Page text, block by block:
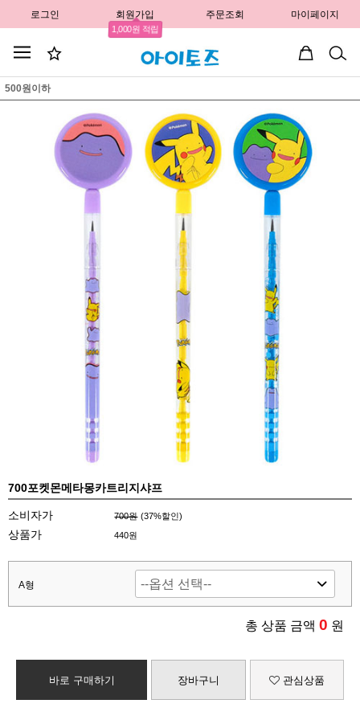
로그인 회원가입
1,000원 적립
주문조회 마이페이지
500원이하
700포켓몬메타몽카트리지샤프
소비자가 700원 (37%할인)
상품가 440원
A형
총 상품 금액 0 원
바로 구매하기 장바구니 관심상품